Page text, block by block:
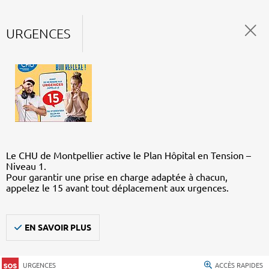
URGENCES
Le CHU de Montpellier active le Plan Hôpital en Tension –
Niveau 1.
Pour garantir une prise en charge adaptée à chacun,
appelez le 15 avant tout déplacement aux urgences.
EN SAVOIR PLUS
URGENCES ACCÈS RAPIDES